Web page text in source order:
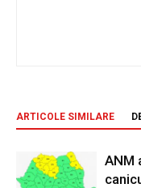
ARTICOLE SIMILARE
ANM